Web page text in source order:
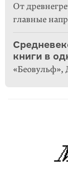
От
главные
книги в
«Беовульф»,